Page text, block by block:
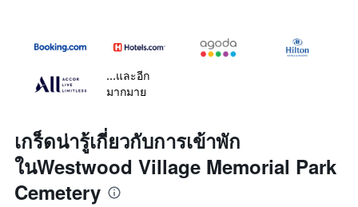
...และอีก
มากมาย
เกร็ดน่ารู้เกี่ยวกับการเข้าพัก
ในWestwood Village Memorial Park
Cemetery